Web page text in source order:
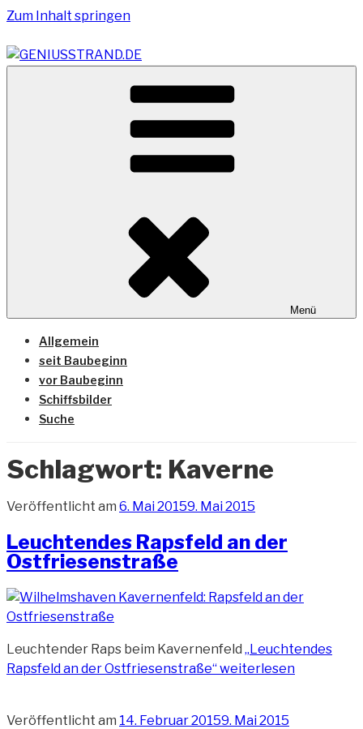
Zum Inhalt springen
GENIUSSTRAND.DE
Vom Geniusstrand zum JadeWeserPort/Container
Terminal Wilhelmshaven
Menü
Allgemein
seit Baubeginn
vor Baubeginn
Schiffsbilder
Suche
Schlagwort: Kaverne
Veröffentlicht am 6. Mai 20159. Mai 2015
Leuchtendes Rapsfeld an der
Ostfriesenstraße
Leuchtender Raps beim Kavernenfeld „Leuchtendes
Rapsfeld an der Ostfriesenstraße“weiterlesen
Veröffentlicht am 14. Februar 20159. Mai 2015